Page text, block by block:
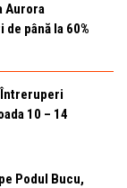
Aurora
până la 60%
10 – 14
Podul Bucu,